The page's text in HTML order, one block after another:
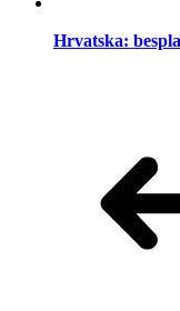
Hrvatska: